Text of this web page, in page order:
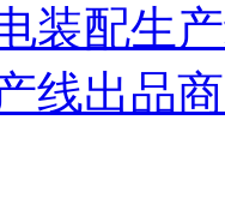
装配生
线出品